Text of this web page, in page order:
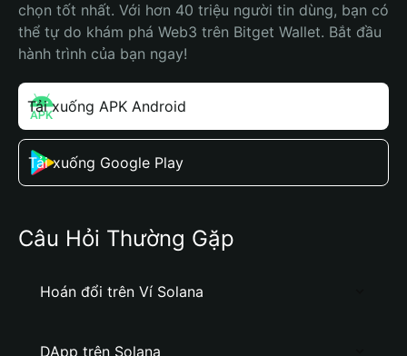
chọn tốt nhất. Với hơn 40 triệu người tin dùng, bạn có
thể tự do khám phá Web3 trên Bitget Wallet. Bắt đầu
hành trình của bạn ngay!
Tải xuống APK Android
Tải xuống Google Play
Câu Hỏi Thường Gặp
Hoán đổi trên Ví Solana
DApp trên Solana